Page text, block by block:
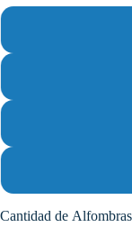
Cantidad de Alfombras